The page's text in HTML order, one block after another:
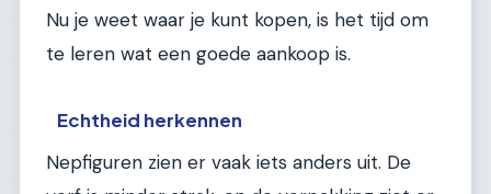
Nu je weet waar je kunt kopen, is het tijd om
te leren wat een goede aankoop is.
Echtheid herkennen
Nepfiguren zien er vaak iets anders uit. De